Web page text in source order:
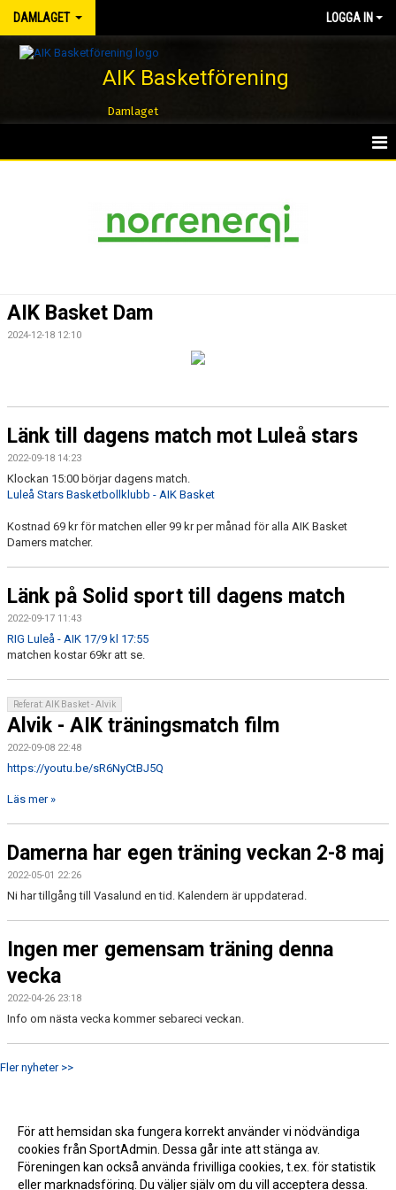
DAMLAGET LOGGA IN
AIK Basketförening
Damlaget
TRUPPEN
DOKUMENT
KONTAKT
AIK Basket Dam
2024-12-18 12:10
Länk till dagens match mot Luleå stars
2022-09-18 14:23
Klockan 15:00 börjar dagens match.
Luleå Stars Basketbollklubb - AIK Basket
Kostnad 69 kr för matchen eller 99 kr per månad för alla AIK Basket
Damers matcher.
Länk på Solid sport till dagens match
2022-09-17 11:43
RIG Luleå - AIK 17/9 kl 17:55
matchen kostar 69kr att se.
Referat: AIK Basket - Alvik
Alvik - AIK träningsmatch film
2022-09-08 22:48
https://youtu.be/sR6NyCtBJ5Q
Läs mer »
Damerna har egen träning veckan 2-8 maj
2022-05-01 22:26
Ni har tillgång till Vasalund en tid. Kalendern är uppdaterad.
Ingen mer gemensam träning denna
vecka
2022-04-26 23:18
Info om nästa vecka kommer sebareci veckan.
Fler nyheter >>
För att hemsidan ska fungera korrekt använder vi nödvändiga
cookies från SportAdmin. Dessa går inte att stänga av.
Föreningen kan också använda frivilliga cookies, t.ex. för statistik
eller marknadsföring. Du väljer själv om du vill acceptera dessa.